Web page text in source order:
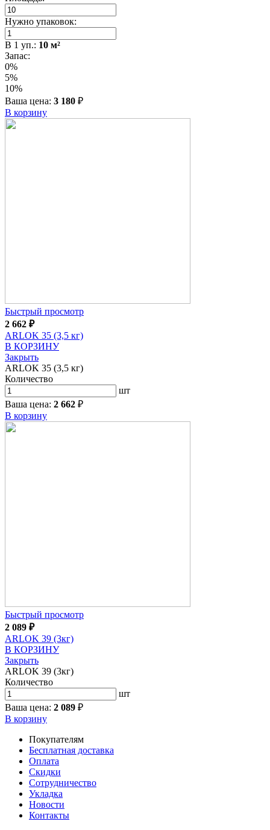
Нужно упаковок:
В 1 уп.: 10 м²
Запас:
0%
5%
10%
Ваша цена: 3 180 ₽
В корзину
Быстрый просмотр
2 662 ₽
ARLOK 35 (3,5 кг)
В КОРЗИНУ
Закрыть
ARLOK 35 (3,5 кг)
Количество
шт
Ваша цена: 2 662 ₽
В корзину
Быстрый просмотр
2 089 ₽
ARLOK 39 (3кг)
В КОРЗИНУ
Закрыть
ARLOK 39 (3кг)
Количество
шт
Ваша цена: 2 089 ₽
В корзину
Покупателям
Бесплатная доставка
Оплата
Скидки
Сотрудничество
Укладка
Новости
Контакты